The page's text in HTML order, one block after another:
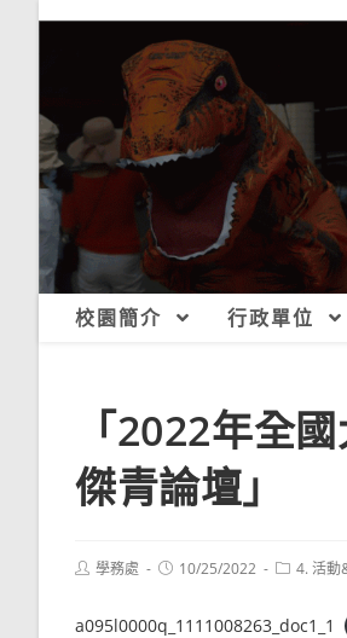
校園簡介 行政單位
「2022年全
傑青論壇」
Post學務處
Post10/25/2022
Post4. 活動
a095l0000q_1111008263_doc1_1